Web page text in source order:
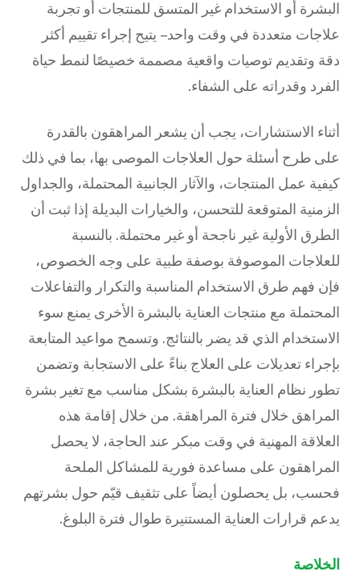
البشرة أو الاستخدام غير المتسق للمنتجات أو تجربة
علاجات متعددة في وقت واحد – يتيح إجراء تقييم أكثر
دقة وتقديم توصيات واقعية مصممة خصيصًا لنمط حياة
الفرد وقدراته على الشفاء.
أثناء الاستشارات، يجب أن يشعر المراهقون بالقدرة
على طرح أسئلة حول العلاجات الموصى بها، بما في ذلك
كيفية عمل المنتجات، والآثار الجانبية المحتملة، والجداول
الزمنية المتوقعة للتحسن، والخيارات البديلة إذا ثبت أن
الطرق الأولية غير ناجحة أو غير محتملة. بالنسبة
للعلاجات الموصوفة بوصفة طبية على وجه الخصوص،
فإن فهم طرق الاستخدام المناسبة والتكرار والتفاعلات
المحتملة مع منتجات العناية بالبشرة الأخرى يمنع سوء
الاستخدام الذي قد يضر بالنتائج. وتسمح مواعيد المتابعة
بإجراء تعديلات على العلاج بناءً على الاستجابة وتضمن
تطور نظام العناية بالبشرة بشكل مناسب مع تغير بشرة
المراهق خلال فترة المراهقة. من خلال إقامة هذه
العلاقة المهنية في وقت مبكر عند الحاجة، لا يحصل
المراهقون على مساعدة فورية للمشاكل الملحة
فحسب، بل يحصلون أيضاً على تثقيف قيّم حول بشرتهم
يدعم قرارات العناية المستنيرة طوال فترة البلوغ.
الخلاصة